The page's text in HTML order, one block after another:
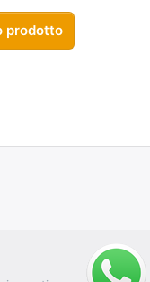
prodotto